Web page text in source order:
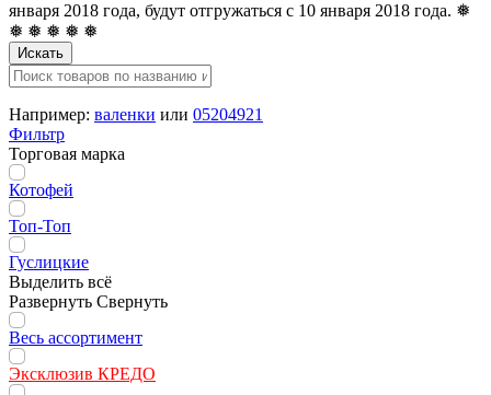
января 2018 года, будут отгружаться с 10 января 2018 года. ❅
❅ ❅ ❅ ❅ ❅
Искать
Например: валенки или 05204921
Фильтр
Торговая марка
Котофей
Топ-Топ
Гуслицкие
Выделить всё
Развернуть Свернуть
Весь ассортимент
Эксклюзив КРЕДО